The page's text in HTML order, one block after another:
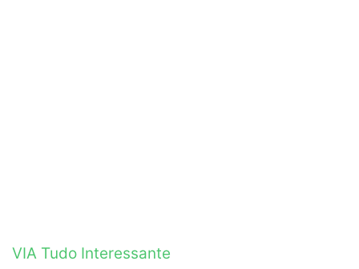
VIA Tudo Interessante